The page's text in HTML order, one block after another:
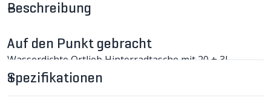
Beschreibung
Auf den Punkt gebracht
Wasserdichte Ortlieb Hinterradtasche mit 20 + 3L
Stauvolumen. Praktisches Aussenfach für den
Schnellzugriff.
BACK-ROLLER PLUS Hinterradtasche im
Spezifikationen